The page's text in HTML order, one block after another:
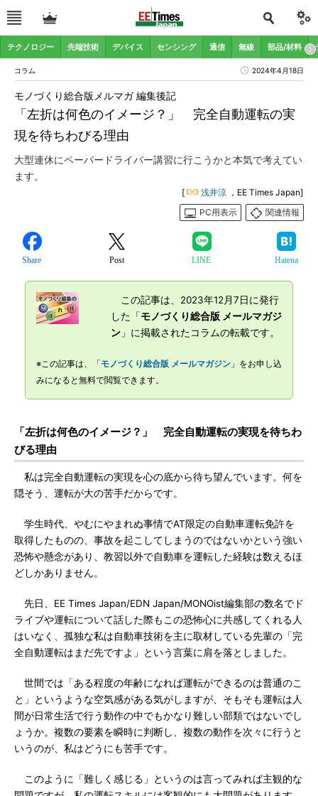
テクノロジー 先端技術 デバイス センシング 通信 無線 部品/材料
コラム 2024年4月18日
「左折は何色のイメージ？」 完全自動運転の実
現を待ちわびる理由
モノづくり総合版メルマガ 編集後記
大型連休にペーパードライバー講習に行こうかと本気で考えてい
ます。
[ 浅井涼 ，EE Times Japan]
PC用表示
関連情報
Share Post LINE Hatena
この記事は、2023年12月7日に発行
した「モノづくり総合版 メールマガジ
ン 」に掲載されたコラムの転載です。
※この記事は、「 モノづくり総合版 メールマガジン 」をお申し込
みになると無料で閲覧できます。
「左折は何色のイメージ？」 完全自動運転の実現を待ちわ
びる理由
私は完全自動運転の実現を心の底から待ち望んでいます。何を
隠そう、運転が大の苦手だからです。
学生時代、やむにやまれぬ事情でAT限定の自動車運転免許を
取得したものの、事故を起こしてしまうのではないかという強い
恐怖や懸念があり、教習以外で自動車を運転した経験は数えるほ
どしかありません。
先日、EE Times Japan/EDN Japan/MONOist編集部の数名でド
ライブや運転について話した際もこの恐怖心に共感してくれる人
はいなく、孤独な私は自動車技術を主に取材している先輩の「完
全自動運転はまだ先ですよ」という言葉に肩を落としました。
世間では「ある程度の年齢になれば運転ができるのは普通のこ
と」というような空気感がある気がしますが、そもそも運転は人
間が日常生活で行う動作の中でもかなり難しい部類ではないでし
ょうか。複数の要素を瞬時に判断し、複数の動作を次々に行うと
いうのが、私はどうにも苦手です。
このように「難しく感じる」というのは言ってみれば主観的な